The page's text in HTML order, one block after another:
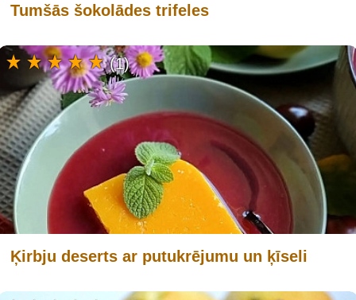
Tumšās šokolādes trifeles
Ķirbju deserts ar putukrējumu un ķīseli
(1)